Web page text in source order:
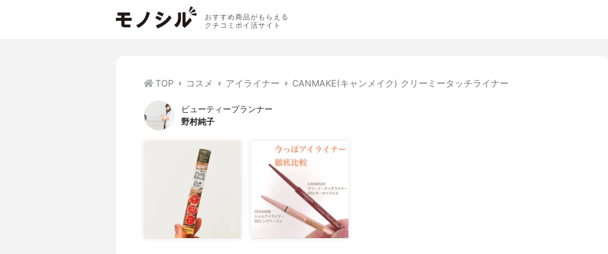
おすすめ商品がもらえる
クチコミポイ活サイト
TOP コスメ アイライナー CANMAKE(キャンメイク) クリーミータッチライナー
ビューティープランナー
野村純子